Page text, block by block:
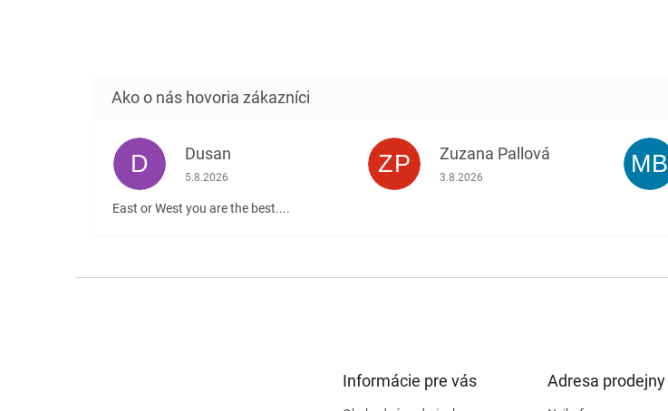
D Dusan
Hodnotenie obchodu je 5 z 5 hviezdičiek.
5.8.2026
East or West you are the best....
ZP Zuzana Pallová
Hodnotenie obchodu je 5 z 5 hviezdičiek.
3.8.2026 MB
Informácie pre vás Adresa prodejny